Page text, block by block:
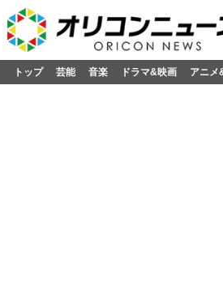
トップ 芸能 音楽 ドラマ&映画 アニメ